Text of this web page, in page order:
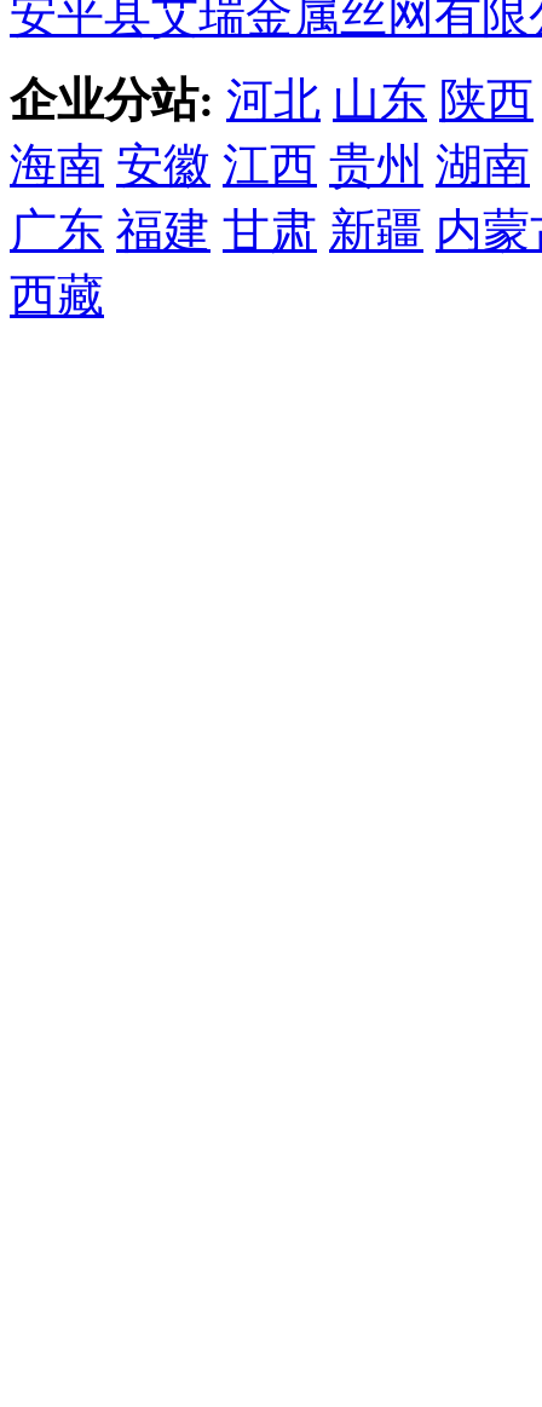
安平县艾瑞金属丝网有限
企业分站: 河北 山东 陕西
海南 安徽 江西 贵州 湖南
广东 福建 甘肃 新疆 内蒙
西藏